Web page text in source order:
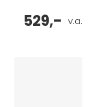
v.a.
529,-